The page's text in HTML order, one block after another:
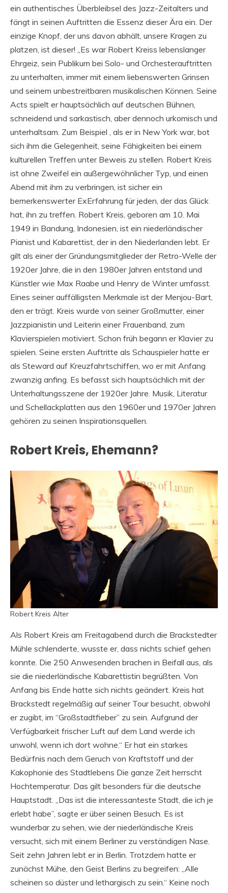
ein authentisches Überbleibsel des Jazz-Zeitalters und
fängt in seinen Auftritten die Essenz dieser Ära ein. Der
einzige Knopf, der uns davon abhält, unsere Kragen zu
platzen, ist dieser! „Es war Robert Kreiss lebenslanger
Ehrgeiz, sein Publikum bei Solo- und Orchesterauftritten
zu unterhalten, immer mit einem liebenswerten Grinsen
und seinem unbestreitbaren musikalischen Können. Seine
Acts spielt er hauptsächlich auf deutschen Bühnen,
schneidend und sarkastisch, aber dennoch urkomisch und
unterhaltsam. Zum Beispiel , als er in New York war, bot
sich ihm die Gelegenheit, seine Fähigkeiten bei einem
kulturellen Treffen unter Beweis zu stellen. Robert Kreis
ist ohne Zweifel ein außergewöhnlicher Typ, und einen
Abend mit ihm zu verbringen, ist sicher ein
bemerkenswerter ExErfahrung für jeden, der das Glück
hat, ihn zu treffen. Robert Kreis, geboren am 10. Mai
1949 in Bandung, Indonesien, ist ein niederländischer
Pianist und Kabarettist, der in den Niederlanden lebt. Er
gilt als einer der Gründungsmitglieder der Retro-Welle der
1920er Jahre, die in den 1980er Jahren entstand und
Künstler wie Max Raabe und Henry de Winter umfasst.
Eines seiner auffälligsten Merkmale ist der Menjou-Bart,
den er trägt. Kreis wurde von seiner Großmutter, einer
Jazzpianistin und Leiterin einer Frauenband, zum
Klavierspielen motiviert. Schon früh begann er Klavier zu
spielen. Seine ersten Auftritte als Schauspieler hatte er
als Steward auf Kreuzfahrtschiffen, wo er mit Anfang
zwanzig anfing. Es befasst sich hauptsächlich mit der
Unterhaltungsszene der 1920er Jahre. Musik, Literatur
und Schellackplatten aus den 1960er und 1970er Jahren
gehören zu seinen Inspirationsquellen.
Robert Kreis, Ehemann?
Robert Kreis Alter
Als Robert Kreis am Freitagabend durch die Brackstedter
Mühle schlenderte, wusste er, dass nichts schief gehen
konnte. Die 250 Anwesenden brachen in Beifall aus, als
sie die niederländische Kabarettistin begrüßten. Von
Anfang bis Ende hatte sich nichts geändert. Kreis hat
Brackstedt regelmäßig auf seiner Tour besucht, obwohl
er zugibt, im “Großstadtfieber” zu sein. Aufgrund der
Verfügbarkeit frischer Luft auf dem Land werde ich
unwohl, wenn ich dort wohne.“ Er hat ein starkes
Bedürfnis nach dem Geruch von Kraftstoff und der
Kakophonie des Stadtlebens Die ganze Zeit herrscht
Hochtemperatur. Das gilt besonders für die deutsche
Hauptstadt. „Das ist die interessanteste Stadt, die ich je
erlebt habe”, sagte er über seinen Besuch. Es ist
wunderbar zu sehen, wie der niederländische Kreis
versucht, sich mit einem Berliner zu verständigen Nase.
Seit zehn Jahren lebt er in Berlin. Trotzdem hatte er
zunächst Mühe, den Geist Berlins zu begreifen: „Alle
scheinen so düster und lethargisch zu sein.“ Keine noch